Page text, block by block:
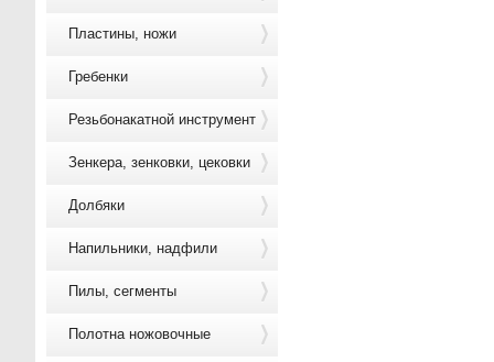
Пластины, ножи
Гребенки
Резьбонакатной инструмент
Зенкера, зенковки, цековки
Долбяки
Напильники, надфили
Пилы, сегменты
Полотна ножовочные